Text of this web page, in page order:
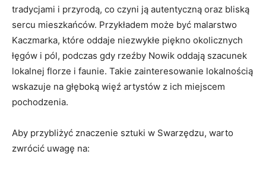
tradycjami i przyrodą, co czyni ją autentyczną oraz bliską
sercu mieszkańców. Przykładem może być malarstwo
Kaczmarka, które oddaje niezwykłe piękno okolicznych
łęgów i pól, podczas gdy rzeźby Nowik oddają szacunek
lokalnej florze i faunie. Takie zainteresowanie lokalnością
wskazuje na głęboką więź artystów z ich miejscem
pochodzenia.
Aby przybliżyć znaczenie sztuki w Swarzędzu, warto
zwrócić uwagę na: